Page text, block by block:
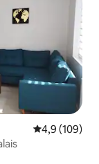
Prosječna
4,9 (109)